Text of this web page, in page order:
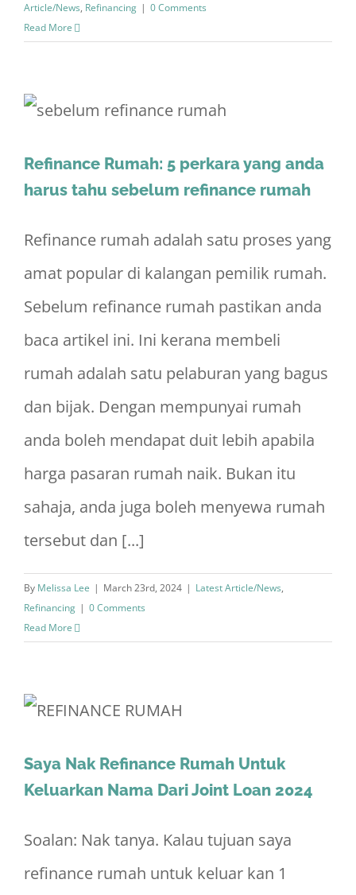
Article/News, Refinancing | 0 Comments
Read More
Refinance Rumah: 5 perkara yang anda
harus tahu sebelum refinance rumah
Refinance rumah adalah satu proses yang
amat popular di kalangan pemilik rumah.
Sebelum refinance rumah pastikan anda
baca artikel ini. Ini kerana membeli
rumah adalah satu pelaburan yang bagus
dan bijak. Dengan mempunyai rumah
anda boleh mendapat duit lebih apabila
harga pasaran rumah naik. Bukan itu
sahaja, anda juga boleh menyewa rumah
tersebut dan [...]
By Melissa Lee | March 23rd, 2024 | Latest Article/News,
Refinancing | 0 Comments
Read More
Saya Nak Refinance Rumah Untuk
Keluarkan Nama Dari Joint Loan 2024
Soalan: Nak tanya. Kalau tujuan saya
refinance rumah untuk keluar kan 1